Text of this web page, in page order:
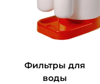
Фильтры для
воды